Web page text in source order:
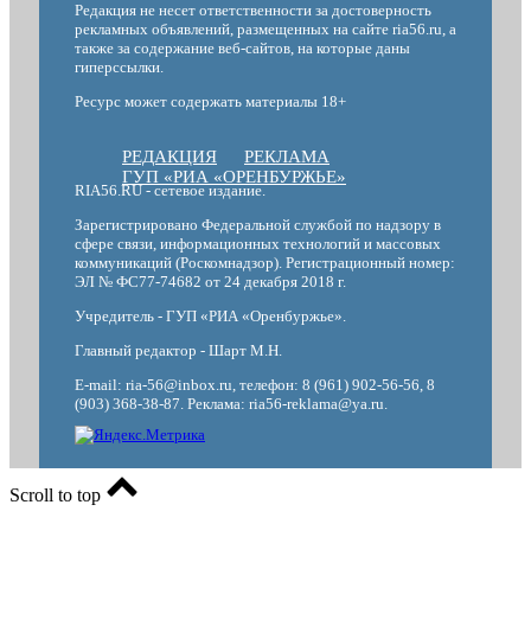
Редакция не несет ответственности за достоверность
рекламных объявлений, размещенных на сайте ria56.ru, а
также за содержание веб-сайтов, на которые даны
гиперссылки.
Ресурс может содержать материалы 18+
РЕДАКЦИЯ
РЕКЛАМА
ГУП «РИА «ОРЕНБУРЖЬЕ»
RIA56.RU - сетевое издание.
Зарегистрировано Федеральной службой по надзору в
сфере связи, информационных технологий и массовых
коммуникаций (Роскомнадзор). Регистрационный номер:
ЭЛ № ФС77-74682 от 24 декабря 2018 г.
Учредитель - ГУП «РИА «Оренбуржье».
Главный редактор - Шарт М.Н.
E-mail: ria-56@inbox.ru, телефон: 8 (961) 902-56-56, 8
(903) 368-38-87. Реклама: ria56-reklama@ya.ru.
Scroll to top